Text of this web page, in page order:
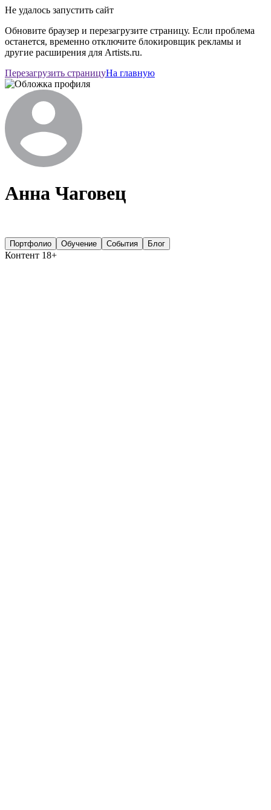
Не удалось запустить сайт
Обновите браузер и перезагрузите страницу. Если проблема
останется, временно отключите блокировщик рекламы и
другие расширения для Artists.ru.
Перезагрузить страницуНа главную
Анна Чаговец
Портфолио Обучение События Блог
Контент 18+